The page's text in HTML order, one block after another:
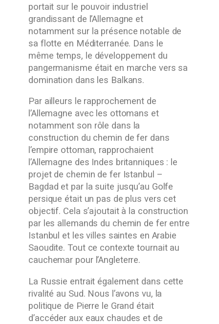
portait sur le pouvoir industriel
grandissant de l’Allemagne et
notamment sur la présence notable de
sa flotte en Méditerranée. Dans le
même temps, le développement du
pangermanisme était en marche vers sa
domination dans les Balkans.
Par ailleurs le rapprochement de
l’Allemagne avec les ottomans et
notamment son rôle dans la
construction du chemin de fer dans
l’empire ottoman, rapprochaient
l’Allemagne des Indes britanniques : le
projet de chemin de fer Istanbul –
Bagdad et par la suite jusqu’au Golfe
persique était un pas de plus vers cet
objectif. Cela s’ajoutait à la construction
par les allemands du chemin de fer entre
Istanbul et les villes saintes en Arabie
Saoudite. Tout ce contexte tournait au
cauchemar pour l’Angleterre.
La Russie entrait également dans cette
rivalité au Sud. Nous l’avons vu, la
politique de Pierre le Grand était
d’accéder aux eaux chaudes et de